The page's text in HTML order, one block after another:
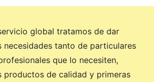
global tratamos de dar
necesidades tanto de particulares
que lo necesiten,
productos de calidad y primeras